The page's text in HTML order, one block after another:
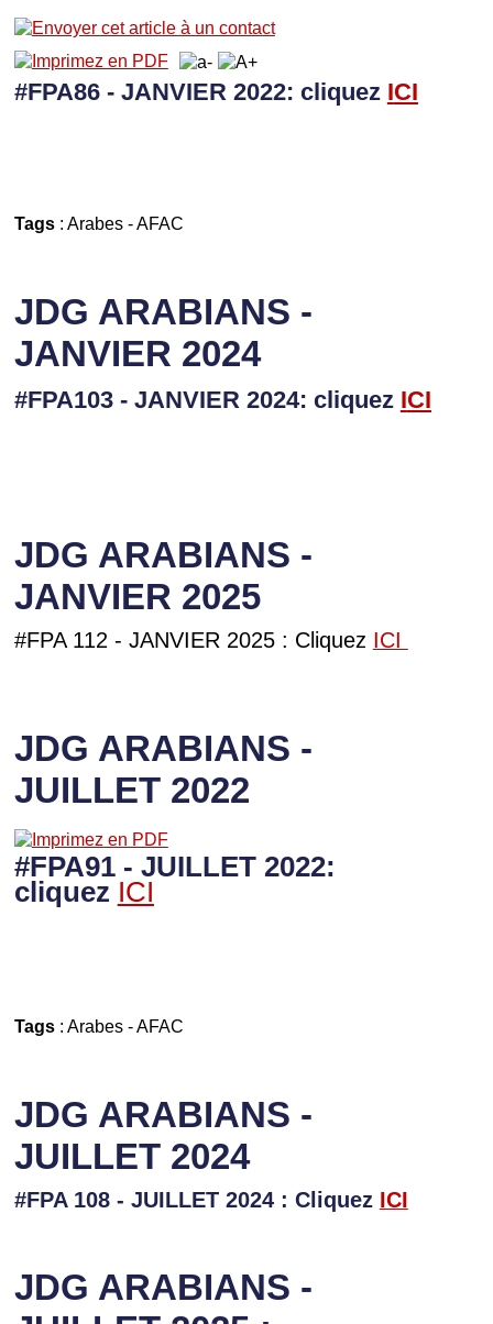
#FPA86 - JANVIER 2022: cliquez ICI
Tags: Arabes- AFAC
JDG ARABIANS -
JANVIER 2024
#FPA103 - JANVIER 2024: cliquez ICI
JDG ARABIANS -
JANVIER 2025
#FPA 112 - JANVIER 2025 : Cliquez ICI
JDG ARABIANS -
JUILLET 2022
#FPA91 - JUILLET 2022:
cliquez ICI
Tags: Arabes-AFAC
JDG ARABIANS -
JUILLET 2024
#FPA 108 - JUILLET 2024 : Cliquez ICI
JDG ARABIANS -